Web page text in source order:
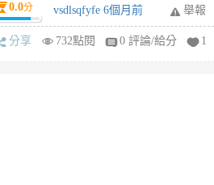
0.0分 vsdlsqfyfe 6個月前 舉報
分享 732點閱 0 評論/給分 1